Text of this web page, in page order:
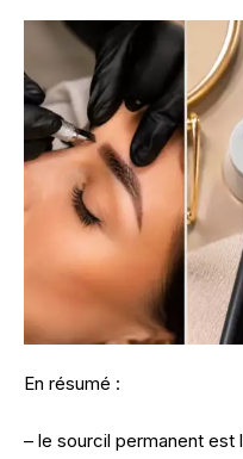
En résumé :
– le sourcil permanent est